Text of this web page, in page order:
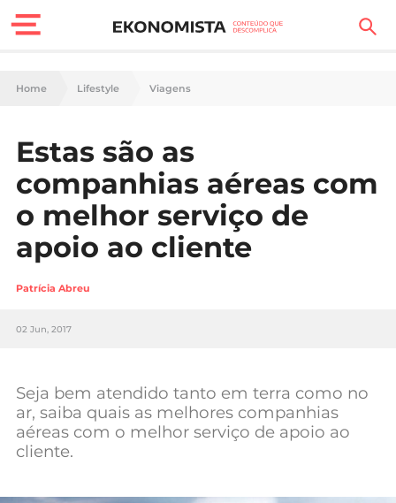
Finanças Pessoais
Carreira
Casa
Lifestyle
Sociedade
Tecnologia
Negócios
Mundial 2026
Home Lifestyle Viagens
Estas são as
companhias aéreas com
o melhor serviço de
apoio ao cliente
Patrícia Abreu
02 Jun, 2017
Seja bem atendido tanto em terra como no
ar, saiba quais as melhores companhias
aéreas com o melhor serviço de apoio ao
cliente.